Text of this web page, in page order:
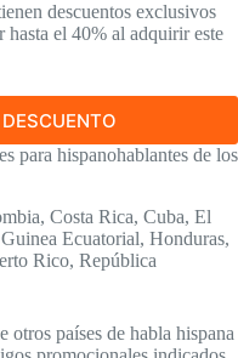
descuentos exclusivos
hasta el 40% al adquirir este
para hispanohablantes de los
Costa Rica, Cuba, El
Ecuatorial, Honduras,
Rico, República
otros países de habla hispana